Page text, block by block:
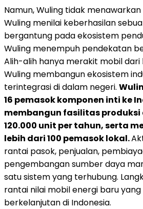
Namun, Wuling tidak
Wuling menilai keberhasilan
bergantung pada ekosistem
Wuling menempuh pendekatan
Alih-alih hanya merakit mobil
Wuling membangun ekosistem
terintegrasi di dalam negeri.
16 pemasok komponen inti ke
membangun fasilitas
120.000 unit per tahun, serta
lebih dari 100 pemasok lokal.
rantai pasok, penjualan,
pengembangan sumber daya
satu sistem yang terhubung.
rantai nilai mobil energi baru
berkelanjutan di Indonesia.